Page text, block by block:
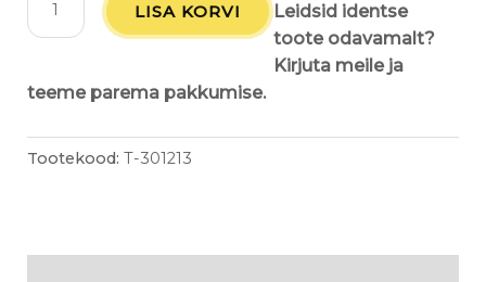
LISA KORVI
Leidsid identse
toote odavamalt?
Kirjuta meile ja
teeme parema pakkumise.
Tootekood: T-301213